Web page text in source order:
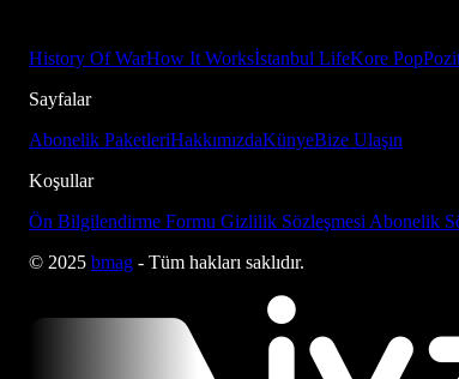
History Of WarHow It Worksİstanbul LifeKore Pop
Sayfalar
Abonelik PaketleriHakkımızdaKünyeBize Ulaşın
Koşullar
Ön Bilgilendirme Formu Gizlilik Sözleşmesi Abonelik
© 2025 bmag - Tüm hakları saklıdır.